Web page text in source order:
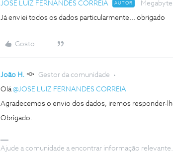
JOSE LUIZ FERNANDES CORREIA AUTOR Megabyte
Já enviei todos os dados particularmente... obrigado
Gosto
João H. Gestor da comunidade
Olá@JOSE LUIZ FERNANDES CORREIA
Agradecemos o envio dos dados, iremos responder-
Obrigado.
Ajude a comunidade a encontrar informação